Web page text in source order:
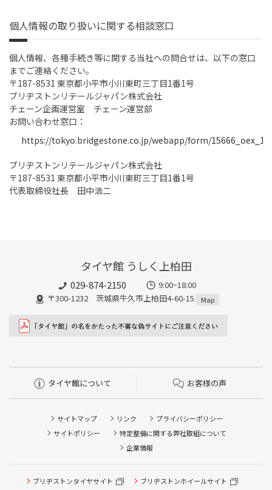
個人情報の取り扱いに関する相談窓口
個人情報、各種手続き等に関する当社への問合せは、以下の窓口
までご連絡ください。
〒187-8531 東京都小平市小川東町三丁目1番1号
ブリヂストンリテールジャパン株式会社
チェーン企画運営室 チェーン運営部
お問い合わせ窓口：
https://tokyo.bridgestone.co.jp/webapp/form/15666_oex_1/
ブリヂストンリテールジャパン株式会社
〒187-8531 東京都小平市小川東町三丁目1番1号
代表取締役社長 田中浩二
タイヤ館 うしく上柏田
029-874-2150
9:00~18:00
〒300-1232 茨城県牛久市上柏田4-60-15
Map
タイヤ館について お客様の声
サイトマップ リンク
プライバシーポリシー
サイトポリシー
特定整備に関する弊社取組について
企業情報
ブリヂストンタイヤサイト ブリヂストンホイールサイト